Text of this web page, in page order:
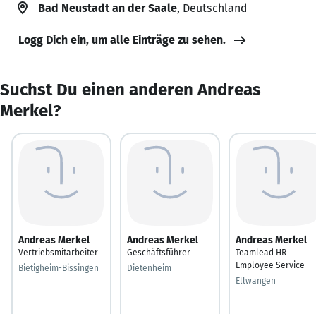
Bad Neustadt an der Saale, Deutschland
Logg Dich ein, um alle Einträge zu sehen.
Suchst Du einen anderen Andreas
Merkel?
Andreas Merkel
Vertriebsmitarbeiter
Bietigheim-Bissingen
Andreas Merkel
Geschäftsführer
Dietenheim
Andreas Merkel
Teamlead HR
Employee Service
Ellwangen